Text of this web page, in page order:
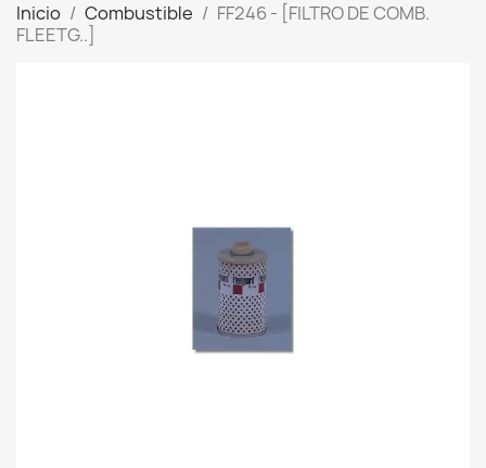
Inicio Combustible
FF246 - [FILTRO DE COMB.
FLEETG..]